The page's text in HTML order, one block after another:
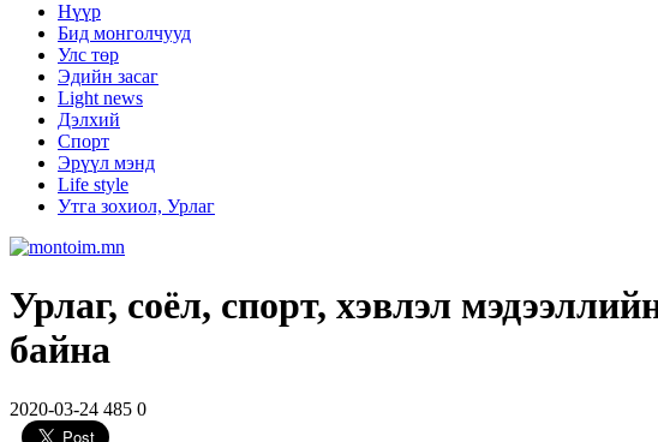
Нүүр
Бид монголчууд
Улс төр
Эдийн засаг
Light news
Дэлхий
Спорт
Эрүүл мэнд
Life style
Утга зохиол, Урлаг
Урлаг, соёл, спорт, хэвлэл
байна
2020-03-24 485 0